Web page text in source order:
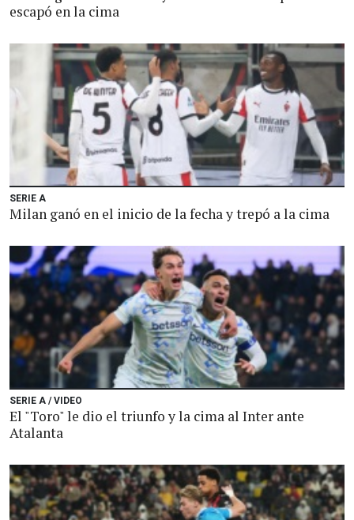
escapó en la cima
SERIE A
Milan ganó en el inicio de la fecha y trepó a la cima
SERIE A / VIDEO
El "Toro" le dio el triunfo y la cima al Inter ante
Atalanta